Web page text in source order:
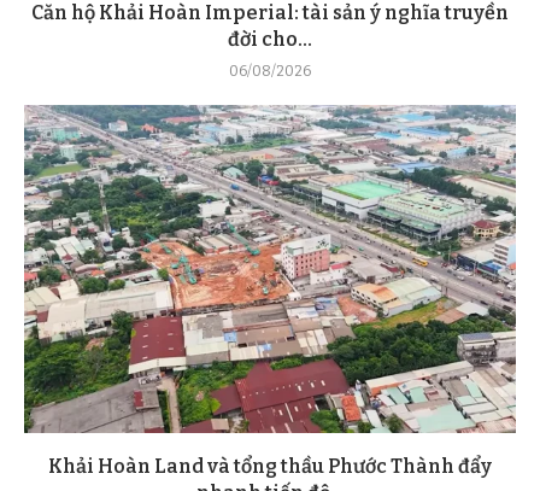
Căn hộ Khải Hoàn Imperial: tài sản ý nghĩa truyền
đời cho...
06/08/2026
Khải Hoàn Land và tổng thầu Phước Thành đẩy